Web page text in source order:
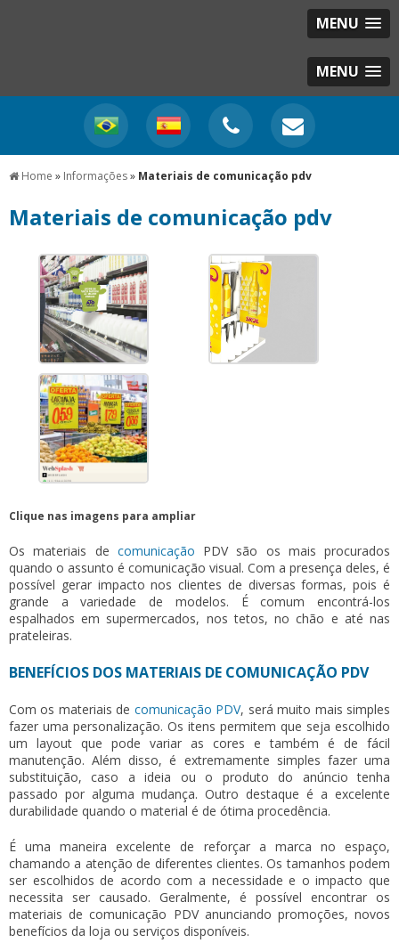
MENU
MENU
Home » Informações» Materiais de comunicação pdv
Materiais de comunicação pdv
Clique nas imagens para ampliar
Osmateriais de comunicação PDVsão os mais procurados
quando o assunto é comunicação visual. Com a presença deles, é
possível gerar impacto nos clientes de diversas formas, pois é
grande a variedade de modelos. É comum encontrá-los
espalhados em supermercados, nos tetos, no chão e até nas
prateleiras.
BENEFÍCIOS DOS MATERIAIS DE COMUNICAÇÃO PDV
Com os materiais de comunicação PDV, será muito mais simples
fazer uma personalização. Os itens permitem que seja escolhido
um layout que pode variar as cores e também é de fácil
manutenção. Além disso, é extremamente simples fazer uma
substituição, caso a ideia ou o produto do anúncio tenha
passado por alguma mudança. Outro destaque é a excelente
durabilidade quando o material é de ótima procedência.
É uma maneira excelente de reforçar a marca no espaço,
chamando a atenção de diferentes clientes. Os tamanhos podem
ser escolhidos de acordo com a necessidade e o impacto que
necessita ser causado. Geralmente, é possível encontrar os
materiais de comunicação PDVanunciando promoções, novos
benefícios da loja ou serviços disponíveis.